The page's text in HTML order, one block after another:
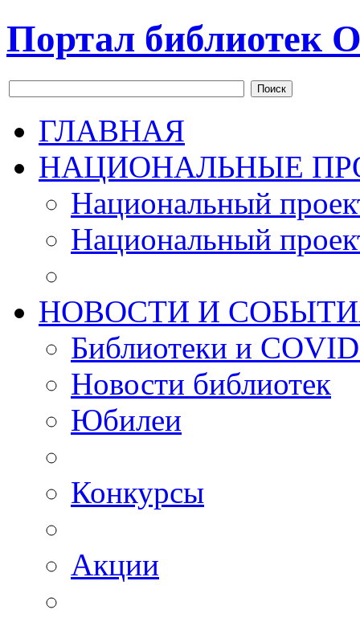
Портал библиотек
Поиск
ГЛАВНАЯ
НАЦИОНАЛЬНЫЕ
Национальный
Национальный
НОВОСТИ И
Библиотеки и
Новости библиотек
Юбилеи
Конкурсы
Акции